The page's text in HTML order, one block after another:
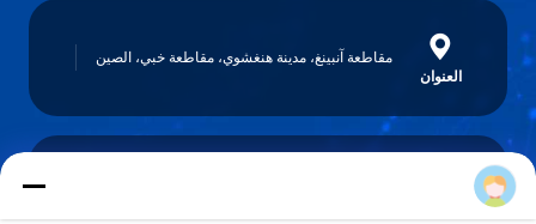
العنوان
مقاطعة آنبينغ، مدينة هنغشوي، مقاطعة خبي، الصين